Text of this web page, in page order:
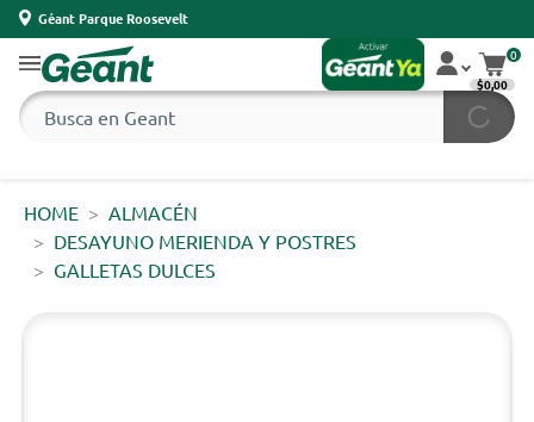
Géant Parque Roosevelt
0
$0,00
HOME
ALMACÉN
DESAYUNO MERIENDA Y POSTRES
GALLETAS DULCES